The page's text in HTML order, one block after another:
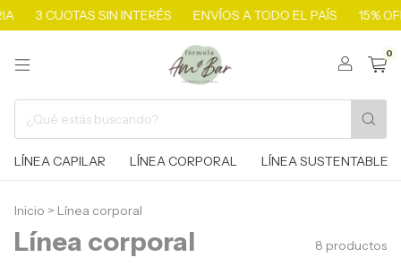
3 CUOTAS SIN INTERÉS ENVÍOS A TODO EL PAÍS 15%
0
LÍNEA CAPILAR LÍNEA CORPORAL LÍNEA SUSTENTABLE
Inicio > Línea corporal
Línea corporal 8 productos